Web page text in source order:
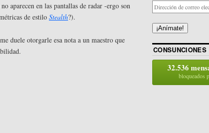
aparecen en las pantallas de radar -ergo son
de estilo Stealth?).
duele otorgarle esa nota a un maestro que
¡Anímate!
CONSUNCIONES
32.536
bloqueados